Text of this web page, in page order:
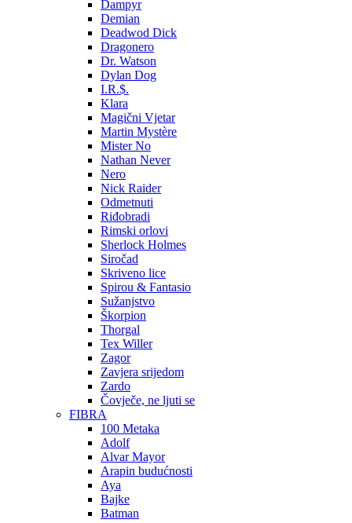
Dampyr
Demian
Deadwod Dick
Dragonero
Dr. Watson
Dylan Dog
I.R.$.
Klara
Magični Vjetar
Martin Mystère
Mister No
Nathan Never
Nero
Nick Raider
Odmetnuti
Riđobradi
Rimski orlovi
Sherlock Holmes
Siročad
Skriveno lice
Spirou & Fantasio
Sužanjstvo
Škorpion
Thorgal
Tex Willer
Zagor
Zavjera srijedom
Zardo
Čovječe, ne ljuti se
FIBRA
100 Metaka
Adolf
Alvar Mayor
Arapin budućnosti
Aya
Bajke
Batman